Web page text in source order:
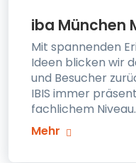
iba München
Mit spannenden
Ideen blicken wir
und Besucher
IBIS immer
fachlichem Niveau.
Mehr